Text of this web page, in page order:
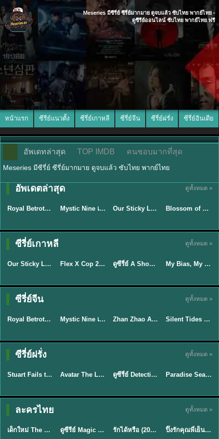
Meseries มีซีรี่ย์ ซีรี่ย์มากมาย ดูจบแล้ว ซับไทย พากย์ไทย -
ดูซีรีย์ออนไลน์ ซับไทย พากย์ไทย ฟรี
หน้าแรก ซีรีย์แนวตั้ง ซีรี่ย์เกาหลี ซีรี่ย์จีน ซีรี่ย์ฝรั่ง ซีรี่ย์อินเดีย
อัพเดทล่าสุด TOP IMDB คนชอบมากที่สุด
Meseries มีซีรี่ย์ ซีรี่ย์มากมาย ดูจบแล้ว ซับไทย พากย์ไทย
อัพเดตล่าสุด ดูทั้งหมด »
★9
ซับไทย
Royal Betrothal (2026) สัญญาวิวาห์แห่งราชวงศ์ พากย์ไทย ซับไทย EP1-32 ★9
พากย์ไทย/ซับ
Mystic Nine เก้าสกุล (2026) พากย์ไทย ซับไทย EP.1-30 ★6 Our Sticky Love รักติดหนึบ (2026) พากย์ไทย ซับไทย EP.1-12
ซับไทย
Blossom of Power (2026) บุหงาซ่อนคม พากย์ไทย ซับไทย EP1-36
ซีรี่ย์เกาหลี ดูทั้งหมด »
★6
ซับไทย
Our Sticky Love รักติดหนึบ (2026) พากย์ไทย ซับไทย EP.1-12 ★8 Flex X Cop 2 คุณชายสายสืบ ซีซั่น 2 (2026) พากย์ไทย ซับไทย EP.1-14 ★8 EP.16ดูซีรี่ย์ A Shop for Killers 2 ร้านลับนักฆ่า ซีซัน 2 (2026) ซับไทย-พากย์ไทย
ซับไทย
My Bias, My Boss เมื่อเมนฉันเป็นประธานบริษัท (2026) พากย์ไทย ซับไทย EP.1-12
ซีรี่ย์จีน ดูทั้งหมด »
★9
ซับไทย
Royal Betrothal (2026) สัญญาวิวาห์แห่งราชวงศ์ พากย์ไทย ซับไทย EP1-32 ★9 Mystic Nine เก้าสกุล (2026) พากย์ไทย ซับไทย EP.1-30 ★5 Zhan Zhao Adventures จั่นเจาตะลุยยุทธภพ (2026) พากย์ไทย ซับไทย EP.1-37 (จบ) ★9.5
พากย์ไทย
Silent Tides คลื่นลมลวง (2025) พากย์ไทย ซับไทย EP.1-31
ซีรี่ย์ฝรั่ง ดูทั้งหมด »
★9.3
พากย์ไทย
Stuart Fails to Save the Universe สจ๊วตล่มแผนกู้จักรวาล (2026) พากย์ไทย ซับไทย EP.1-10 ★7.8 EP.7Avatar The Last Airbender 2 เณรน้อยเจ้าอภินิหาร พากย์ไทย EP.9ดูซีรี่ย์ Detective Hole (2026) พากย์ไทย HD ฟรี อัปเดตล่าสุด Netflix EP.8
พากย์ไทย
Paradise Season 2 (2026) พากย์ไทย EP1-8 ดูซีรี่ย์ฝรั่ง HD ครบทุกตอน
ละครไทย ดูทั้งหมด »
★ 8 EP.6
พากย์ไทย
เด็กใหม่ The Reset 2026 EP1-6 พากย์ไทย ดูซีรี่ย์ Netflix ล่าสุด HD ดูซีรีย์ Magic Move (2026) ทำนายทายรัก Thai EP.1-10 HD รักได้หรือ (2026) YOUNG Let's Begin Again พากย์ไทย EP.1-19 ★8
พากย์ไทย
ปิ๊งรักคุณพี่เย็นชา (2026) Frozen Valentine EP.1-10 (จบ)